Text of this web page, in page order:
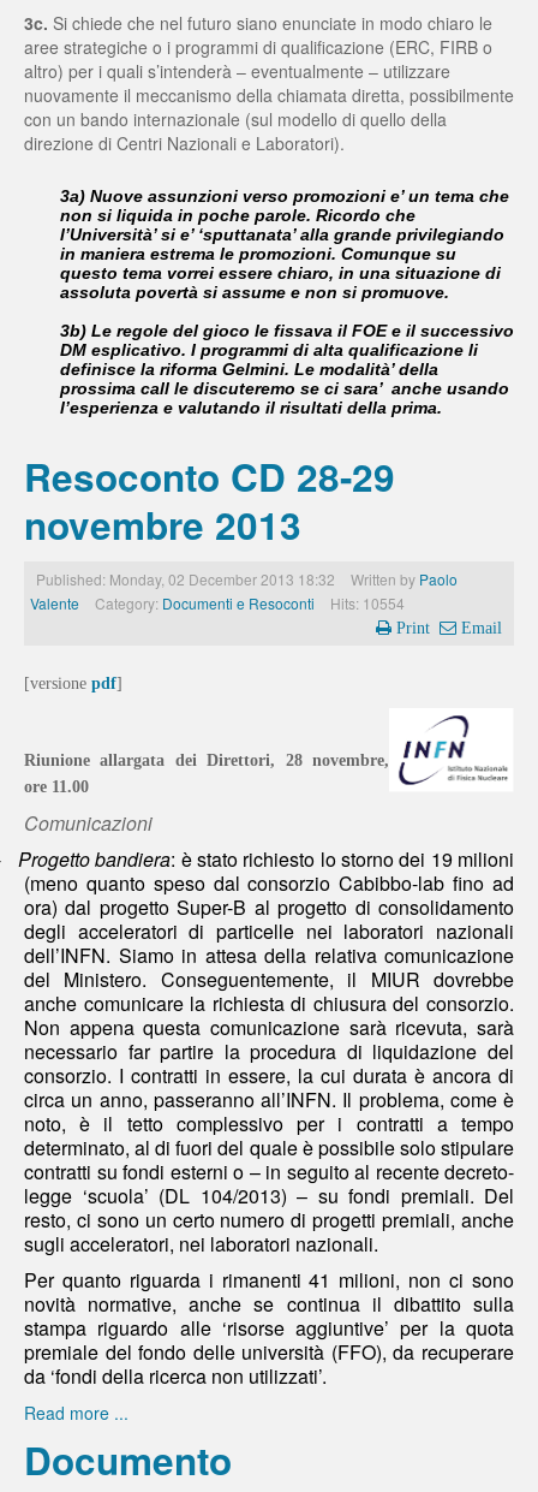
3c. Si chiede che nel futuro siano enunciate in modo chiaro le
aree strategiche o i programmi di qualificazione (ERC, FIRB o
altro) per i quali s’intenderà – eventualmente – utilizzare
nuovamente il meccanismo della chiamata diretta, possibilmente
con un bando internazionale (sul modello di quello della
direzione di Centri Nazionali e Laboratori).
3a) Nuove assunzioni verso promozioni e’ un tema che
non si liquida in poche parole. Ricordo che
l’Università’ si e’ ‘sputtanata’ alla grande privilegiando
in maniera estrema le promozioni. Comunque su
questo tema vorrei essere chiaro, in una situazione di
assoluta povertà si assume e non si promuove.
3b) Le regole del gioco le fissava il FOE e il successivo
DM esplicativo. I programmi di alta qualificazione li
definisce la riforma Gelmini. Le modalità’ della
prossima call le discuteremo se ci sara’ anche usando
l’esperienza e valutando il risultati della prima.
Resoconto CD 28-29
novembre 2013
Published: Monday, 02 December 2013 18:32 Written by Paolo
Valente
Category: Documenti e Resoconti Hits: 10554
Print Email
[versione pdf]
Riunione allargata dei Direttori, 28 novembre,
ore 11.00
Comunicazioni
Progetto bandiera: è stato richiesto lo storno dei 19 milioni
(meno quanto speso dal consorzio Cabibbo-lab fino ad
ora) dal progetto Super-B al progetto di consolidamento
degli acceleratori di particelle nei laboratori nazionali
dell’INFN. Siamo in attesa della relativa comunicazione
del Ministero. Conseguentemente, il MIUR dovrebbe
anche comunicare la richiesta di chiusura del consorzio.
Non appena questa comunicazione sarà ricevuta, sarà
necessario far partire la procedura di liquidazione del
consorzio. I contratti in essere, la cui durata è ancora di
circa un anno, passeranno all’INFN. Il problema, come è
noto, è il tetto complessivo per i contratti a tempo
determinato, al di fuori del quale è possibile solo stipulare
contratti su fondi esterni o – in seguito al recente decreto-
legge ‘scuola’ (DL 104/2013) – su fondi premiali. Del
resto, ci sono un certo numero di progetti premiali, anche
sugli acceleratori, nei laboratori nazionali.
Per quanto riguarda i rimanenti 41 milioni, non ci sono
novità normative, anche se continua il dibattito sulla
stampa riguardo alle ‘risorse aggiuntive’ per la quota
premiale del fondo delle università (FFO), da recuperare
da ‘fondi della ricerca non utilizzati’.
Read more ...
Documento